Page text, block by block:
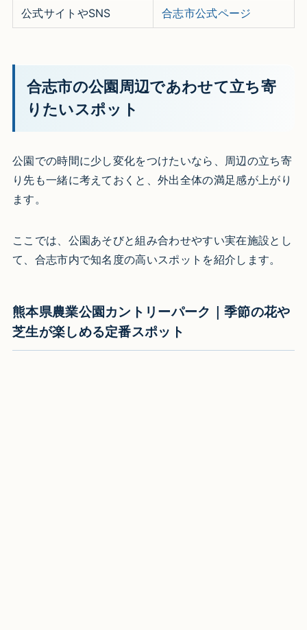
公式サイトやSNS 合志市公式ページ
合志市の公園周辺であわせて立ち寄
りたいスポット
公園での時間に少し変化をつけたいなら、周辺の立ち寄
り先も一緒に考えておくと、外出全体の満足感が上がり
ます。
ここでは、公園あそびと組み合わせやすい実在施設とし
て、合志市内で知名度の高いスポットを紹介します。
熊本県農業公園カントリーパーク｜季節の花や
芝生が楽しめる定番スポット